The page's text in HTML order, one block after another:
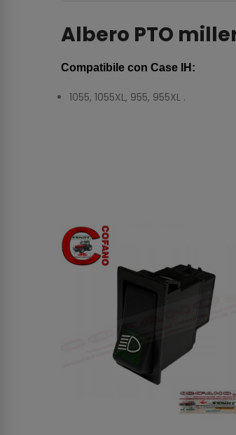
Albero PTO
Compatibile con Case IH:
1055, 1055XL, 955, 955XL .